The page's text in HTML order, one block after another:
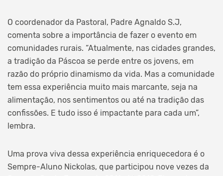
O coordenador da Pastoral, Padre Agnaldo S.J,
comenta sobre a importância de fazer o evento em
comunidades rurais. “Atualmente, nas cidades grandes,
a tradição da Páscoa se perde entre os jovens, em
razão do próprio dinamismo da vida. Mas a comunidade
tem essa experiência muito mais marcante, seja na
alimentação, nos sentimentos ou até na tradição das
confissões. E tudo isso é impactante para cada um”,
lembra.
Uma prova viva dessa experiência enriquecedora é o
Sempre-Aluno Nickolas, que participou nove vezes da